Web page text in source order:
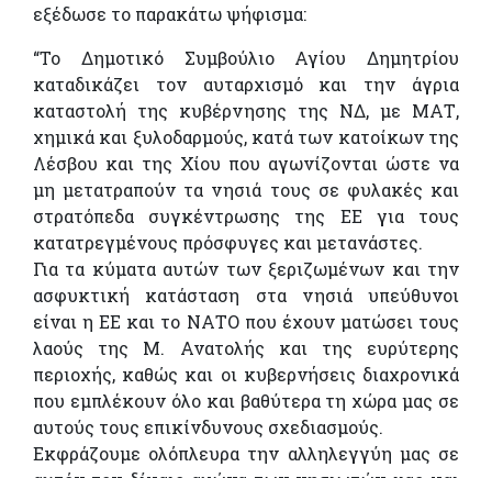
εξέδωσε το παρακάτω ψήφισμα:
“Το Δημοτικό Συμβούλιο Αγίου Δημητρίου
καταδικάζει τον αυταρχισμό και την άγρια
καταστολή της κυβέρνησης της ΝΔ, με ΜΑΤ,
χημικά και ξυλοδαρμούς, κατά των κατοίκων της
Λέσβου και της Χίου που αγωνίζονται ώστε να
μη μετατραπούν τα νησιά τους σε φυλακές και
στρατόπεδα συγκέντρωσης της ΕΕ για τους
κατατρεγμένους πρόσφυγες και μετανάστες.
Για τα κύματα αυτών των ξεριζωμένων και την
ασφυκτική κατάσταση στα νησιά υπεύθυνοι
είναι η ΕΕ και το ΝΑΤΟ που έχουν ματώσει τους
λαούς της Μ. Ανατολής και της ευρύτερης
περιοχής, καθώς και οι κυβερνήσεις διαχρονικά
που εμπλέκουν όλο και βαθύτερα τη χώρα μας σε
αυτούς τους επικίνδυνους σχεδιασμούς.
Εκφράζουμε ολόπλευρα την αλληλεγγύη μας σε